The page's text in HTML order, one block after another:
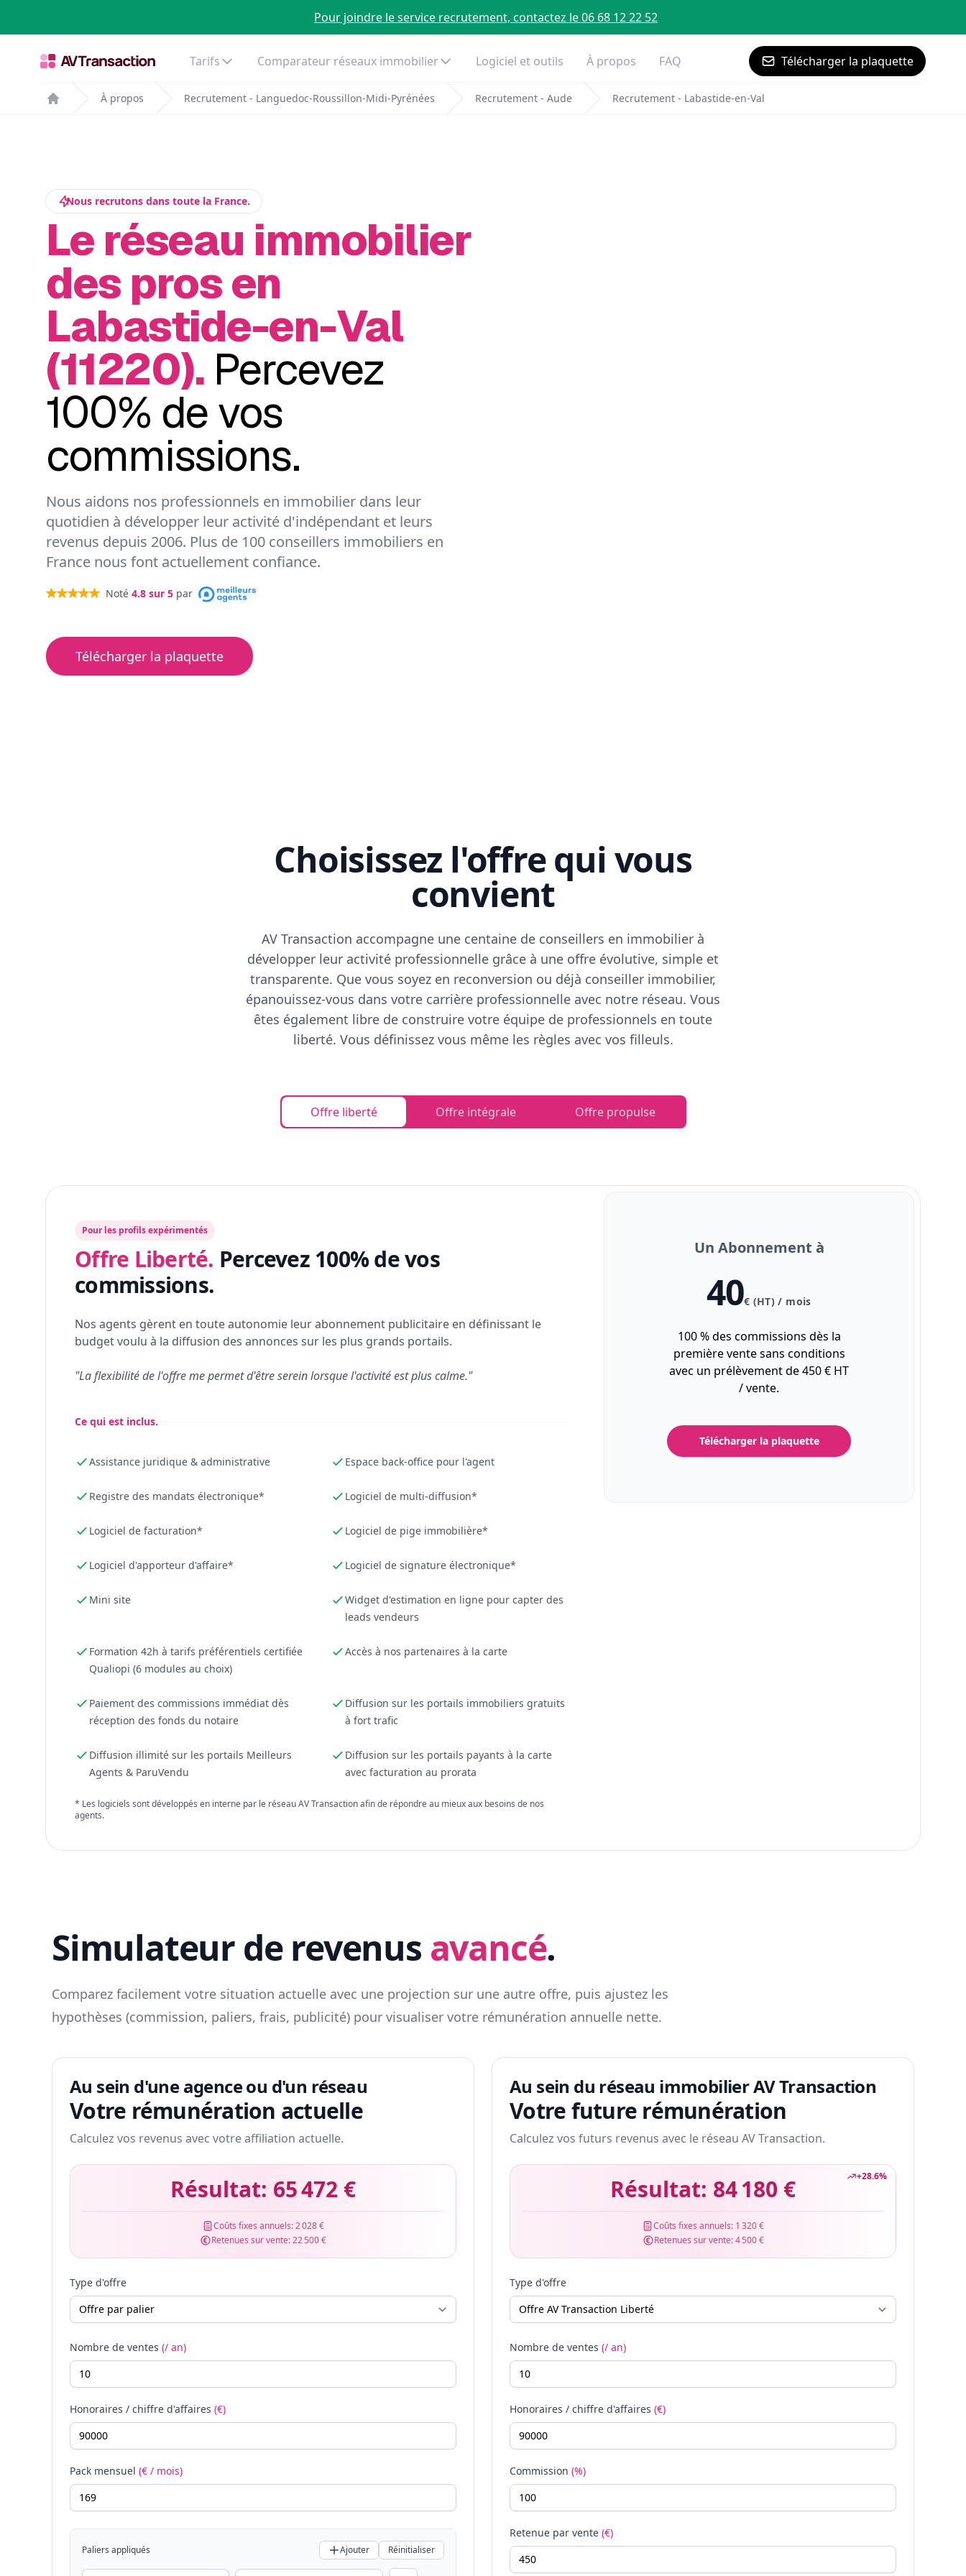
Pour joindre le service recrutement, contactez le 06 68 12 22 52
Tarifs Comparateur réseaux immobilier Logiciel et outils À propos FAQ Télécharger la plaquette
Home
À propos Recrutement - Languedoc-Roussillon-Midi-Pyrénées Recrutement - Aude Recrutement - Labastide-en-Val
Nous recrutons dans toute la France.
Le réseau immobilier
des pros en
Labastide-en-Val
(11220). Percevez
100% de vos
commissions.
Nous aidons nos professionnels en immobilier dans leur
quotidien à développer leur activité d'indépendant et leurs
revenus depuis 2006. Plus de 100 conseillers immobiliers en
France nous font actuellement confiance.
Noté 4.8 sur 5 par
Télécharger la plaquette
Choisissez l'offre qui vous
convient
AV Transaction accompagne une centaine de conseillers en immobilier à
développer leur activité professionnelle grâce à une offre évolutive, simple et
transparente. Que vous soyez en reconversion ou déjà conseiller immobilier,
épanouissez-vous dans votre carrière professionnelle avec notre réseau. Vous
êtes également libre de construire votre équipe de professionnels en toute
liberté. Vous définissez vous même les règles avec vos filleuls.
Offre liberté Offre intégrale Offre propulse
Pour les profils expérimentés
Offre Liberté. Percevez 100% de vos
commissions.
Nos agents gèrent en toute autonomie leur abonnement publicitaire en définissant le
budget voulu à la diffusion des annonces sur les plus grands portails.
"La flexibilité de l'offre me permet d'être serein lorsque l'activité est plus calme."
Ce qui est inclus.
Assistance juridique & administrative Espace back-office pour l'agent
Registre des mandats électronique* Logiciel de multi-diffusion*
Logiciel de facturation* Logiciel de pige immobilière*
Logiciel d'apporteur d'affaire* Logiciel de signature électronique*
Mini site
Widget d'estimation en ligne pour capter des
leads vendeurs
Formation 42h à tarifs préférentiels certifiée
Qualiopi (6 modules au choix)
Accès à nos partenaires à la carte
Paiement des commissions immédiat dès
réception des fonds du notaire
Diffusion sur les portails immobiliers gratuits
à fort trafic
Diffusion illimité sur les portails Meilleurs
Agents & ParuVendu
Diffusion sur les portails payants à la carte
avec facturation au prorata
* Les logiciels sont développés en interne par le réseau AV Transaction afin de répondre au mieux aux besoins de nos
agents.
Un Abonnement à
40€ (HT) / mois
100 % des commissions dès la
première vente sans conditions
avec un prélèvement de 450 € HT
/ vente.
Télécharger la plaquette
Simulateur de revenus avancé.
Comparez facilement votre situation actuelle avec une projection sur une autre offre, puis ajustez les
hypothèses (commission, paliers, frais, publicité) pour visualiser votre rémunération annuelle nette.
Au sein d'une agence ou d'un réseau
Votre rémunération actuelle
Calculez vos revenus avec votre affiliation actuelle.
Résultat: 65 472 €
Coûts fixes annuels:2 028 €
Retenues sur vente:22 500 €
Type d'offre
Nombre de ventes (/ an)
Honoraires / chiffre d'affaires (€)
Pack mensuel (€ / mois)
Paliers appliqués Ajouter Réinitialiser
Au sein du réseau immobilier AV Transaction
Votre future rémunération
Calculez vos futurs revenus avec le réseau AV Transaction.
+28.6%
Résultat: 84 180 €
Coûts fixes annuels: 1 320 €
Retenues sur vente:4 500 €
Type d'offre
Nombre de ventes (/ an)
Honoraires / chiffre d'affaires (€)
Commission (%)
Retenue par vente (€)